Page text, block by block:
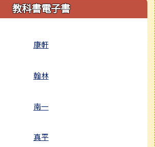
教科書電子書
康軒
翰林
南一
真平